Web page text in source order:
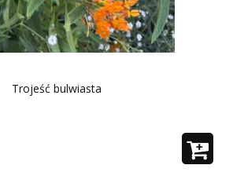
Trojeść bulwiasta